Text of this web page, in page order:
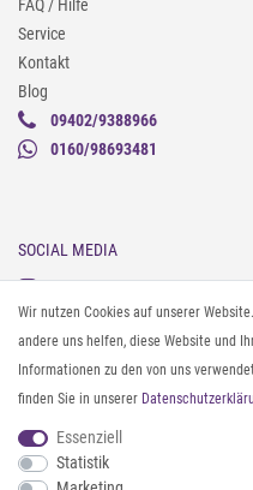
FAQ / Hilfe
Service
Kontakt
Blog
09402/9388966
0160/98693481
SOCIAL MEDIA
Instagram
Facebook
Pinterest
Twitter
Youtube
Threads
Wir nutzen Cookies auf unserer
andere uns helfen, diese Website und
Informationen zu den von uns
finden Sie in unserer
Essenziell
Statistik